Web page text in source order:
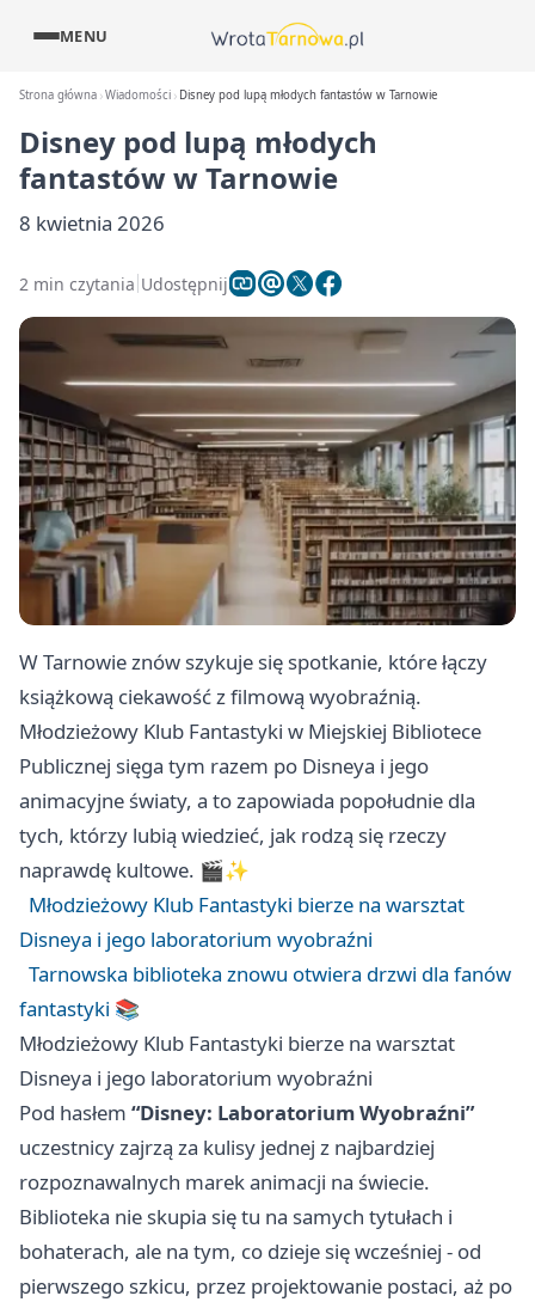
MENU
Strona główna Wiadomości Disney pod lupą młodych fantastów w Tarnowie
Disney pod lupą młodych
fantastów w Tarnowie
8 kwietnia 2026
2 min czytania Udostępnij
W Tarnowie znów szykuje się spotkanie, które łączy
książkową ciekawość z filmową wyobraźnią.
Młodzieżowy Klub Fantastyki w Miejskiej Bibliotece
Publicznej sięga tym razem po Disneya i jego
animacyjne światy, a to zapowiada popołudnie dla
tych, którzy lubią wiedzieć, jak rodzą się rzeczy
naprawdę kultowe. 🎬✨
Młodzieżowy Klub Fantastyki bierze na warsztat
Disneya i jego laboratorium wyobraźni
Tarnowska biblioteka znowu otwiera drzwi dla fanów
fantastyki 📚
Młodzieżowy Klub Fantastyki bierze na warsztat
Disneya i jego laboratorium wyobraźni
Pod hasłem “Disney: Laboratorium Wyobraźni”
uczestnicy zajrzą za kulisy jednej z najbardziej
rozpoznawalnych marek animacji na świecie.
Biblioteka nie skupia się tu na samych tytułach i
bohaterach, ale na tym, co dzieje się wcześniej - od
pierwszego szkicu, przez projektowanie postaci, aż po